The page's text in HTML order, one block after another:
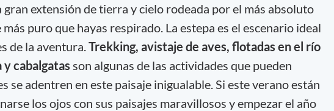
gran extensión de tierra y cielo rodeada por el más absoluto
puro que hayas respirado. La estepa es el escenario ideal
de la aventura. Trekking, avistaje de aves, flotadas en el río
cabalgatas son algunas de las actividades que pueden
se adentren en este paisaje inigualable. Si este verano están
los ojos con sus paisajes maravillosos y empezar el año